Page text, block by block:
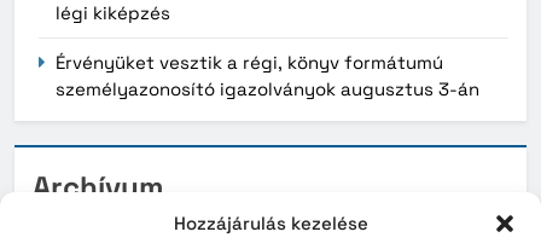
Hozzájárulás kezelése
légi kiképzés
Érvényüket vesztik a régi, könyv formátumú
személyazonosító igazolványok augusztus 3-án
Archívum
2026. augusztus